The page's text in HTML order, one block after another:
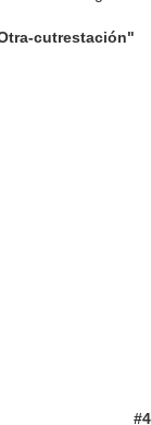
cutrestación"
#4